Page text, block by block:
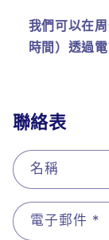
我們可以在
時間）透過
聯絡表
名稱
電子郵件 *